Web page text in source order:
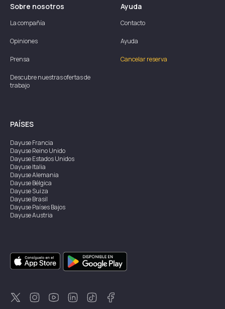
Sobre nosotros
La compañía
Opiniones
Prensa
Descubre nuestras ofertas de
trabajo
Ayuda
Contacto
Ayuda
Cancelar reserva
PAÍSES
DayuseFrancia
DayuseReino Unido
DayuseEstados Unidos
DayuseItalia
DayuseAlemania
DayuseBélgica
DayuseSuiza
DayuseBrasil
DayusePaíses Bajos
DayuseAustria
DayuseSingapur
DayuseSuecia
DayuseTailandia
DayuseNueva Zelanda
DayuseTurquía